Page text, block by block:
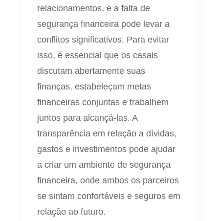
relacionamentos, e a falta de
segurança financeira pode levar a
conflitos significativos. Para evitar
isso, é essencial que os casais
discutam abertamente suas
finanças, estabeleçam metas
financeiras conjuntas e trabalhem
juntos para alcançá-las. A
transparência em relação a dívidas,
gastos e investimentos pode ajudar
a criar um ambiente de segurança
financeira, onde ambos os parceiros
se sintam confortáveis e seguros em
relação ao futuro.